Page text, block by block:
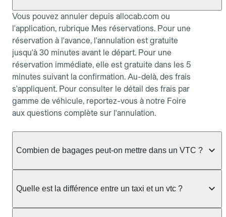
Vous pouvez annuler depuis allocab.com ou
l'application, rubrique Mes réservations. Pour une
réservation à l'avance, l'annulation est gratuite
jusqu'à 30 minutes avant le départ. Pour une
réservation immédiate, elle est gratuite dans les 5
minutes suivant la confirmation. Au-delà, des frais
s'appliquent. Pour consulter le détail des frais par
gamme de véhicule, reportez-vous à notre Foire
aux questions complète sur l'annulation.
Combien de bagages peut-on mettre dans un VTC ?
réservée :
Berline, Green, Berline Affaires, VAO : jusqu'à 3
Quelle est la différence entre un taxi et un vtc ?